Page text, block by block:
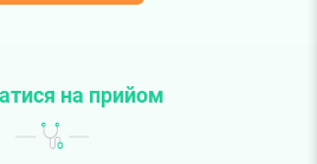
на прийом